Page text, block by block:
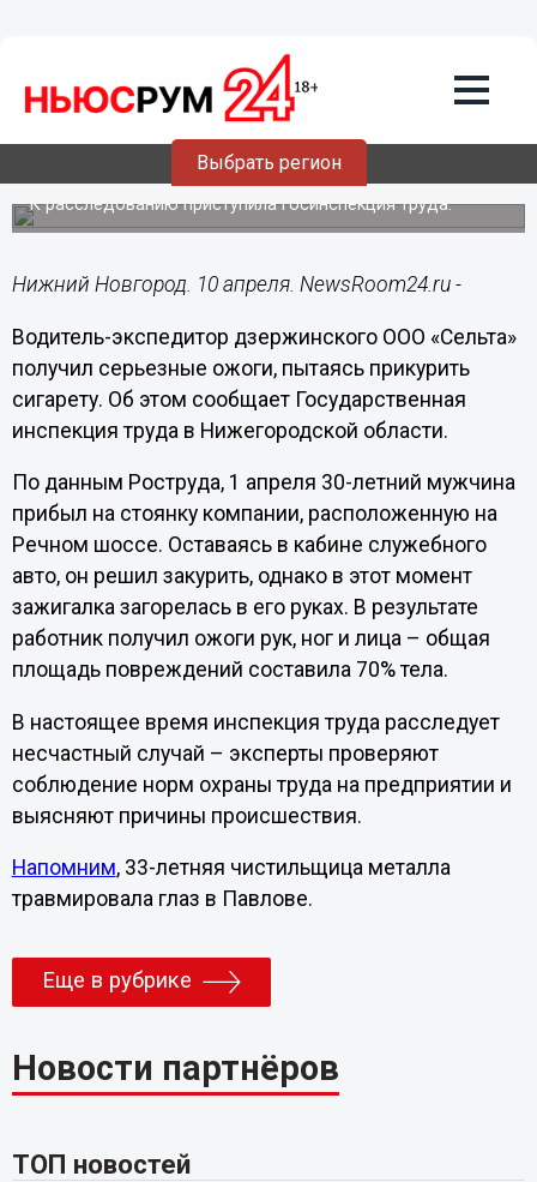
Выбрать регион
10.04.202009:50
В Дзержинске водитель получил ожоги
70% тела из-за зажигалки
К расследованию приступила Госинспекция труда.
Нижний Новгород. 10 апреля. NewsRoom24.ru -
Водитель-экспедитор дзержинского ООО «Сельта»
получил серьезные ожоги, пытаясь прикурить
сигарету. Об этом сообщает Государственная
инспекция труда в Нижегородской области.
По данным Роструда, 1 апреля 30-летний мужчина
прибыл на стоянку компании, расположенную на
Речном шоссе. Оставаясь в кабине служебного
авто, он решил закурить, однако в этот момент
зажигалка загорелась в его руках. В результате
работник получил ожоги рук, ног и лица – общая
площадь повреждений составила 70% тела.
В настоящее время инспекция труда расследует
несчастный случай – эксперты проверяют
соблюдение норм охраны труда на предприятии и
выясняют причины происшествия.
Напомним, 33-летняя чистильщица металла
травмировала глаз в Павлове.
Еще в рубрике
Новости партнёров
ТОП новостей